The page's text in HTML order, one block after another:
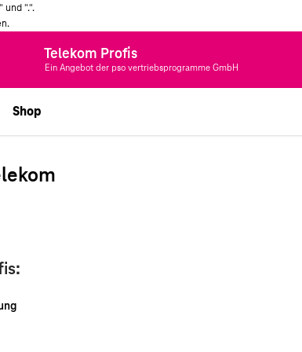
und ".".
Telekom Profis
Ein Angebot der pso vertriebsprogramme GmbH
Shop